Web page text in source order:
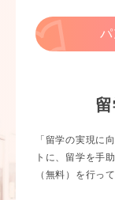
パ
「留学の実現に
トに、留学を手
（無料）を行っ